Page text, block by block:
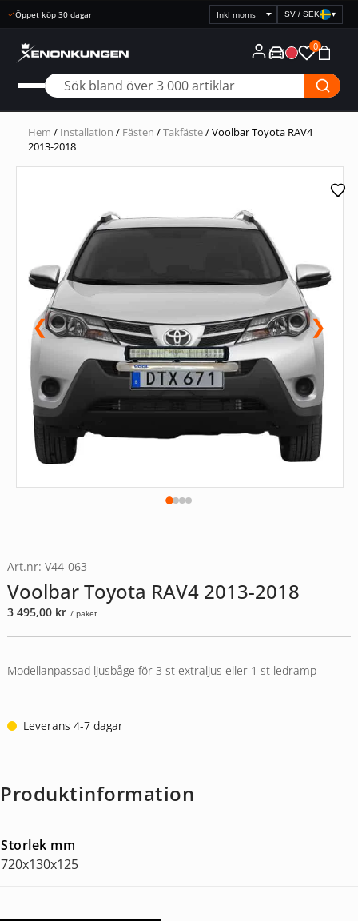
Snabb leverans
Välj
prisvisning
SV / SEK ▾
0
Hem / Installation / Fästen /Takfäste/ Voolbar Toyota RAV4
2013-2018
❮ ❯
Art.nr: V44-063
Voolbar Toyota RAV4 2013-2018
3 495,00 kr / paket
Modellanpassad ljusbåge för 3 st extraljus eller 1 st ledramp
Leverans 4-7 dagar
Produktinformation
Storlek mm
720x130x125